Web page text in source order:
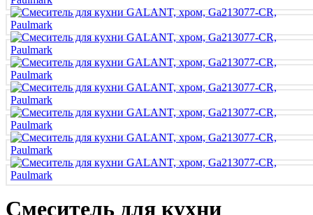
Смеситель для кухни